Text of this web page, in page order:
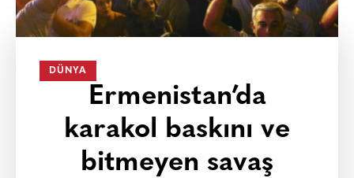
DÜNYA
Ermenistan’da
karakol baskını ve
bitmeyen savaş